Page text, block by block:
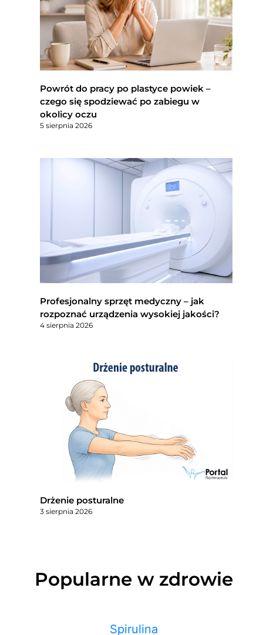
Powrót do pracy po plastyce powiek –
czego się spodziewać po zabiegu w
okolicy oczu
5 sierpnia 2026
Profesjonalny sprzęt medyczny – jak
rozpoznać urządzenia wysokiej jakości?
4 sierpnia 2026
Drżenie posturalne
3 sierpnia 2026
Popularne w zdrowie
Spirulina